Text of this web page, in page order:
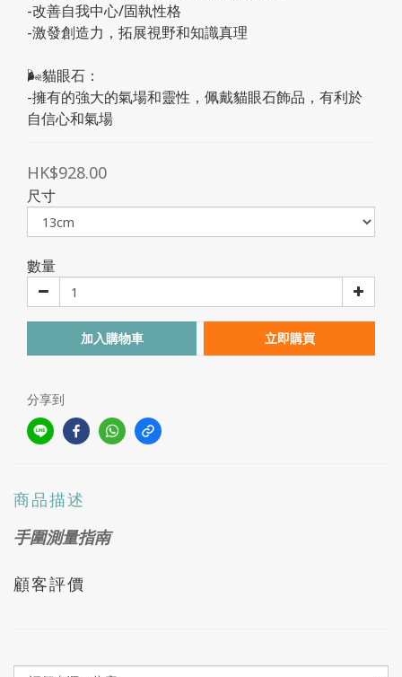
-改善自我中心/固執性格
-激發創造力，拓展視野和知識真理
🌬貓眼石：
-擁有的強大的氣場和靈性，佩戴貓眼石飾品，有利於
自信心和氣場
HK$928.00
尺寸
數量
加入購物車 立即購買
分享到
商品描述
手圍測量指南
顧客評價